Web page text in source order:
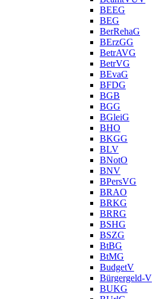
BEEG
BEG
BerRehaG
BErzGG
BetrAVG
BetrVG
BEvaG
BFDG
BGB
BGG
BGleiG
BHO
BKGG
BLV
BNotO
BNV
BPersVG
BRAO
BRKG
BRRG
BSHG
BSZG
BtBG
BtMG
BudgetV
Bürgergeld-V
BUKG